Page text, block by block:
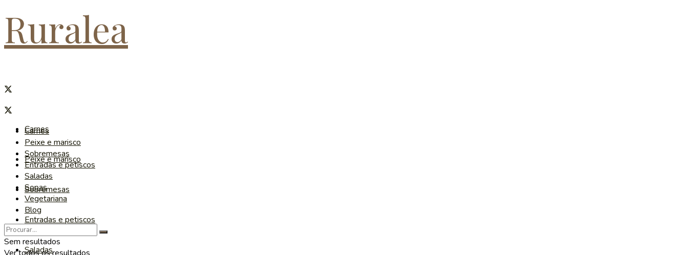
Ruralea
Carnes
Peixe e marisco
Sobremesas
Entradas e petiscos
Saladas
Carnes
Peixe e marisco
Sobremesas
Entradas e petiscos
Saladas
Sopas
Vegetariana
Blog
Sem resultados